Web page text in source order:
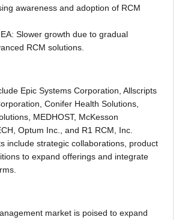
awareness and adoption of RCM
Slower growth due to gradual
RCM solutions.
Epic Systems Corporation, Allscripts
Conifer Health Solutions,
MEDHOST, McKesson
Optum Inc., and R1 RCM, Inc.
include strategic collaborations, product
to expand offerings and integrate
market is poised to expand